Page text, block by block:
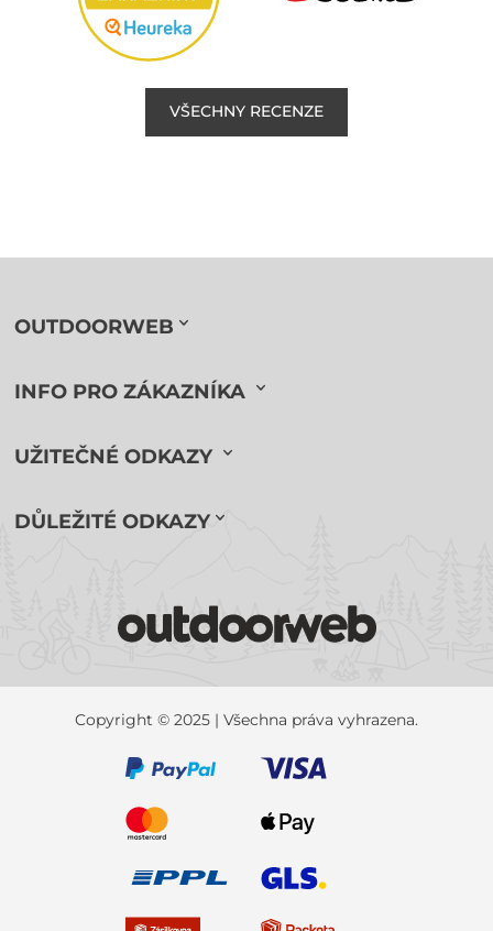
VŠECHNY RECENZE
OUTDOORWEB
INFO PRO ZÁKAZNÍKA
UŽITEČNÉ ODKAZY
DŮLEŽITÉ ODKAZY
Copyright © 2025 | Všechna práva vyhrazena.